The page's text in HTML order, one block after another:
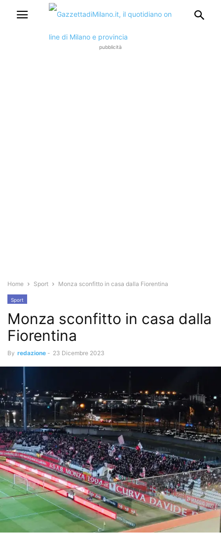
pubblicità
Home Sport Monza sconfitto in casa dalla Fiorentina
Sport
Monza sconfitto in casa dalla
Fiorentina
By redazione - 23 Dicembre 2023